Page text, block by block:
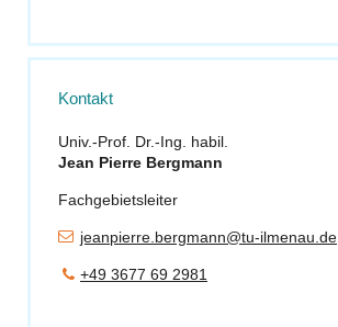
Kontakt
Univ.-Prof. Dr.-Ing. habil.
Jean Pierre Bergmann
Fachgebietsleiter
jeanpierre.bergmann@tu-ilmenau.de
+49 3677 69 2981